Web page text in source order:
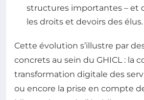
structures importantes – et
les droits et devoirs des élus.
Cette évolution s’illustre par
concrets au sein du GHICL : la
transformation digitale des
ou encore la prise en compte